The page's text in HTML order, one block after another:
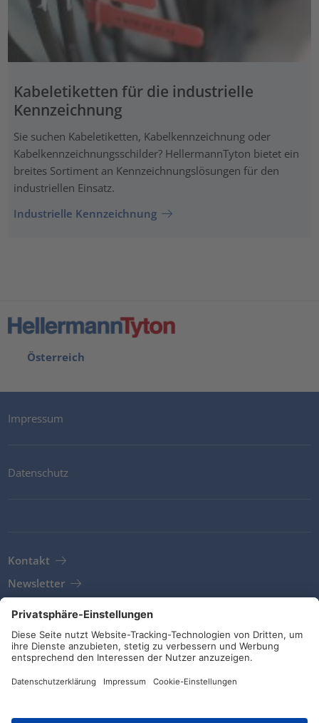
Kabeletiketten für die industrielle
Kennzeichnung
Sie suchen Kabeletiketten, Kabelkennzeichnung oder
Kabelkennzeichnungsschilder? HellermannTyton bietet ein
breites Sortiment an Kennzeichnungslösungen für den
industriellen Einsatz.
Industrielle Kennzeichnung
Österreich
Impressum
Datenschutz
Kontakt
Newsletter
AGB
Richtlinien und Bekenntnisse
Soziale Medien